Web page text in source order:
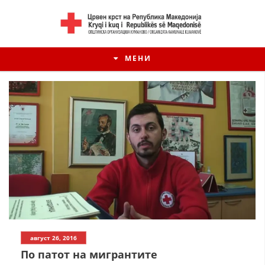
МЕНИ
ИСТОРИЈАТ НА ЦКРМ
ИСТОРИЈАТ НА ДВИЖЕЊЕТО
август 26, 2016
По патот на мигрантите